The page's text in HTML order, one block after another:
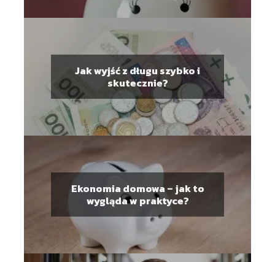
Jak wyjść z długu szybko i
skutecznie?
Ekonomia domowa – jak to
wygląda w praktyce?